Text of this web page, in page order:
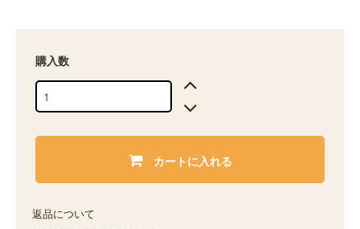
購入数
カートに入れる
返品について